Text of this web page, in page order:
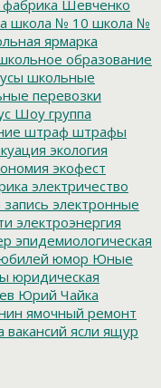
Шевченко
школа № 10 школа №
ярмарка
образование
школьные
перевозки
Шоу группа
штраф штрафы
экология
экофест
электричество
электронные
электроэнергия
эпидемиологическая
юмор Юные
юридическая
Юрий Чайка
ямочный ремонт
вакансий ясли ящур